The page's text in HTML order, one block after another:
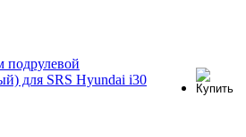
подрулевой
для SRS Hyundai i30